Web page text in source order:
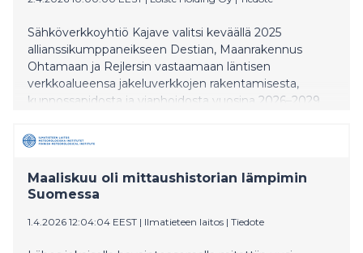
Sähköverkkoyhtiö Kajave valitsi keväällä 2025
allianssikumppaneikseen Destian, Maanrakennus
Ohtamaan ja Rejlersin vastaamaan läntisen
verkkoalueensa jakeluverkkojen rakentamisesta,
kunnossapidosta ja vianhoidosta vuosina 2026–2029.
kehitysvaiheella. Allianssissa siirryttiin
toteutusvaiheeseen 1.4.2026. Allianssin töitä on
loputkin työlajit käynnistyvät huhtikuun 2026 aikana.
Maaliskuu oli mittaushistorian lämpimin
Suomessa
1.4.2026 12:04:04 EEST | Ilmatieteen laitos | Tiedote